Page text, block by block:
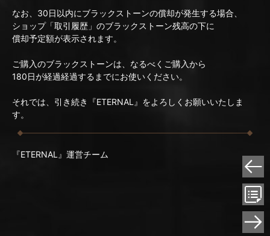
なお、30日以内にブラックストーンの償却が発生する場合、
ショップ「取引履歴」のブラックストーン残高の下に
償却予定額が表示されます。
ご購入のブラックストーンは、なるべくご購入から
180日が経過経過するまでにお使いください。
それでは、引き続き『ETERNAL』をよろしくお願いいたしま
す。
『ETERNAL』運営チーム